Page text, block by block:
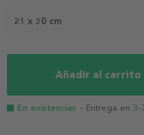
21 x 30 cm
Añadir al carrito
En existencias - Entrega en 3-